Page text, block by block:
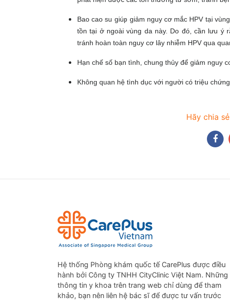
Bao cao su giúp giảm nguy cơ mắc HPV tại
tồn tại ở ngoài vùng da này. Do đó, cần lưu ý
tránh hoàn toàn nguy cơ lây nhiễm HPV qua
Hạn chế số bạn tình, chung thủy để giảm nguy
Không quan hệ tình dục với người có triệu
Hãy chia
Hệ thống Phòng khám quốc tế CarePlus được điều
hành bởi Công ty TNHH CityClinic Việt Nam. Những
thông tin y khoa trên trang web chỉ dùng để tham
khảo, bạn nên liên hệ bác sĩ để được tư vấn trước